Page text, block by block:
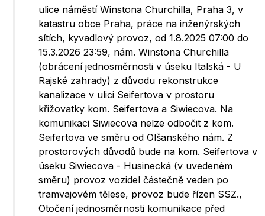
ulice náměstí Winstona Churchilla, Praha 3, v
katastru obce Praha, práce na inženýrských
sítích, kyvadlový provoz, od 1.8.2025 07:00 do
15.3.2026 23:59, nám. Winstona Churchilla
(obrácení jednosměrnosti v úseku Italská - U
Rajské zahrady) z důvodu rekonstrukce
kanalizace v ulici Seifertova v prostoru
křižovatky kom. Seifertova a Siwiecova. Na
komunikaci Siwiecova nelze odbočit z kom.
Seifertova ve směru od Olšanského nám. Z
prostorových důvodů bude na kom. Seifertova v
úseku Siwiecova - Husinecká (v uvedeném
směru) provoz vozidel částečně veden po
tramvajovém tělese, provoz bude řízen SSZ.,
Otočení jednosměrnosti komunikace před